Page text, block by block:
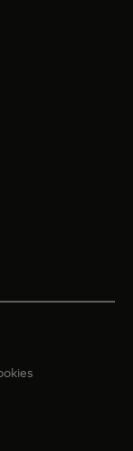
un nouvel onglet
onglet
un nouvel onglet
dans un nouvel